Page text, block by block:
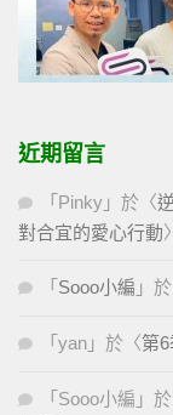
近期留言
「 Pinky 」於〈
對合宜的愛心行動
「 Sooo小編 」
「 yan 」於〈第
「 Sooo小編 」